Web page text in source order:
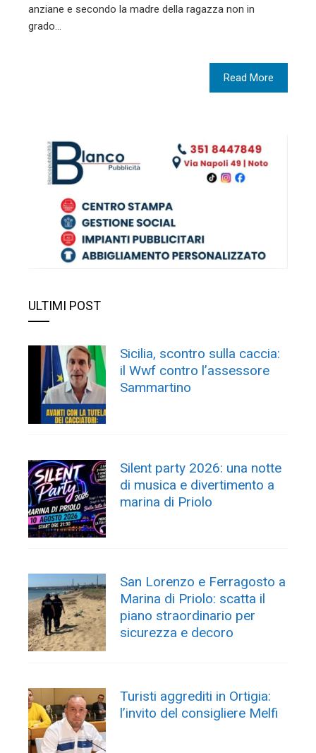
anziane e secondo la madre della ragazza non in
grado…
Read More
ULTIMI POST
Sicilia, scontro sulla caccia:
il Wwf contro l’assessore
Sammartino
Silent party 2026: una notte
di musica e divertimento a
marina di Priolo
San Lorenzo e Ferragosto a
Marina di Priolo: scatta il
piano straordinario per
sicurezza e decoro
Turisti aggrediti in Ortigia:
l’invito del consigliere Melfi